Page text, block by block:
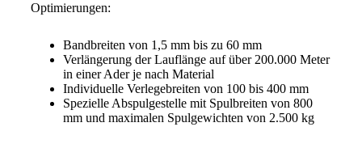
Optimierungen:
Bandbreiten von 1,5 mm bis zu 60 mm
Verlängerung der Lauflänge auf über 200.000 Meter
in einer Ader je nach Material
Individuelle Verlegebreiten von 100 bis 400 mm
Spezielle Abspulgestelle mit Spulbreiten von 800
mm und maximalen Spulgewichten von 2.500 kg